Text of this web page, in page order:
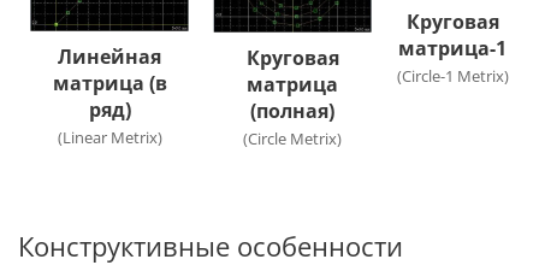
Линейная
матрица (в
ряд)
(Linear Metrix)
Круговая
матрица
(полная)
(Circle Metrix)
Круговая
матрица-1
(Circle-1 Metrix)
Конструктивные особенности